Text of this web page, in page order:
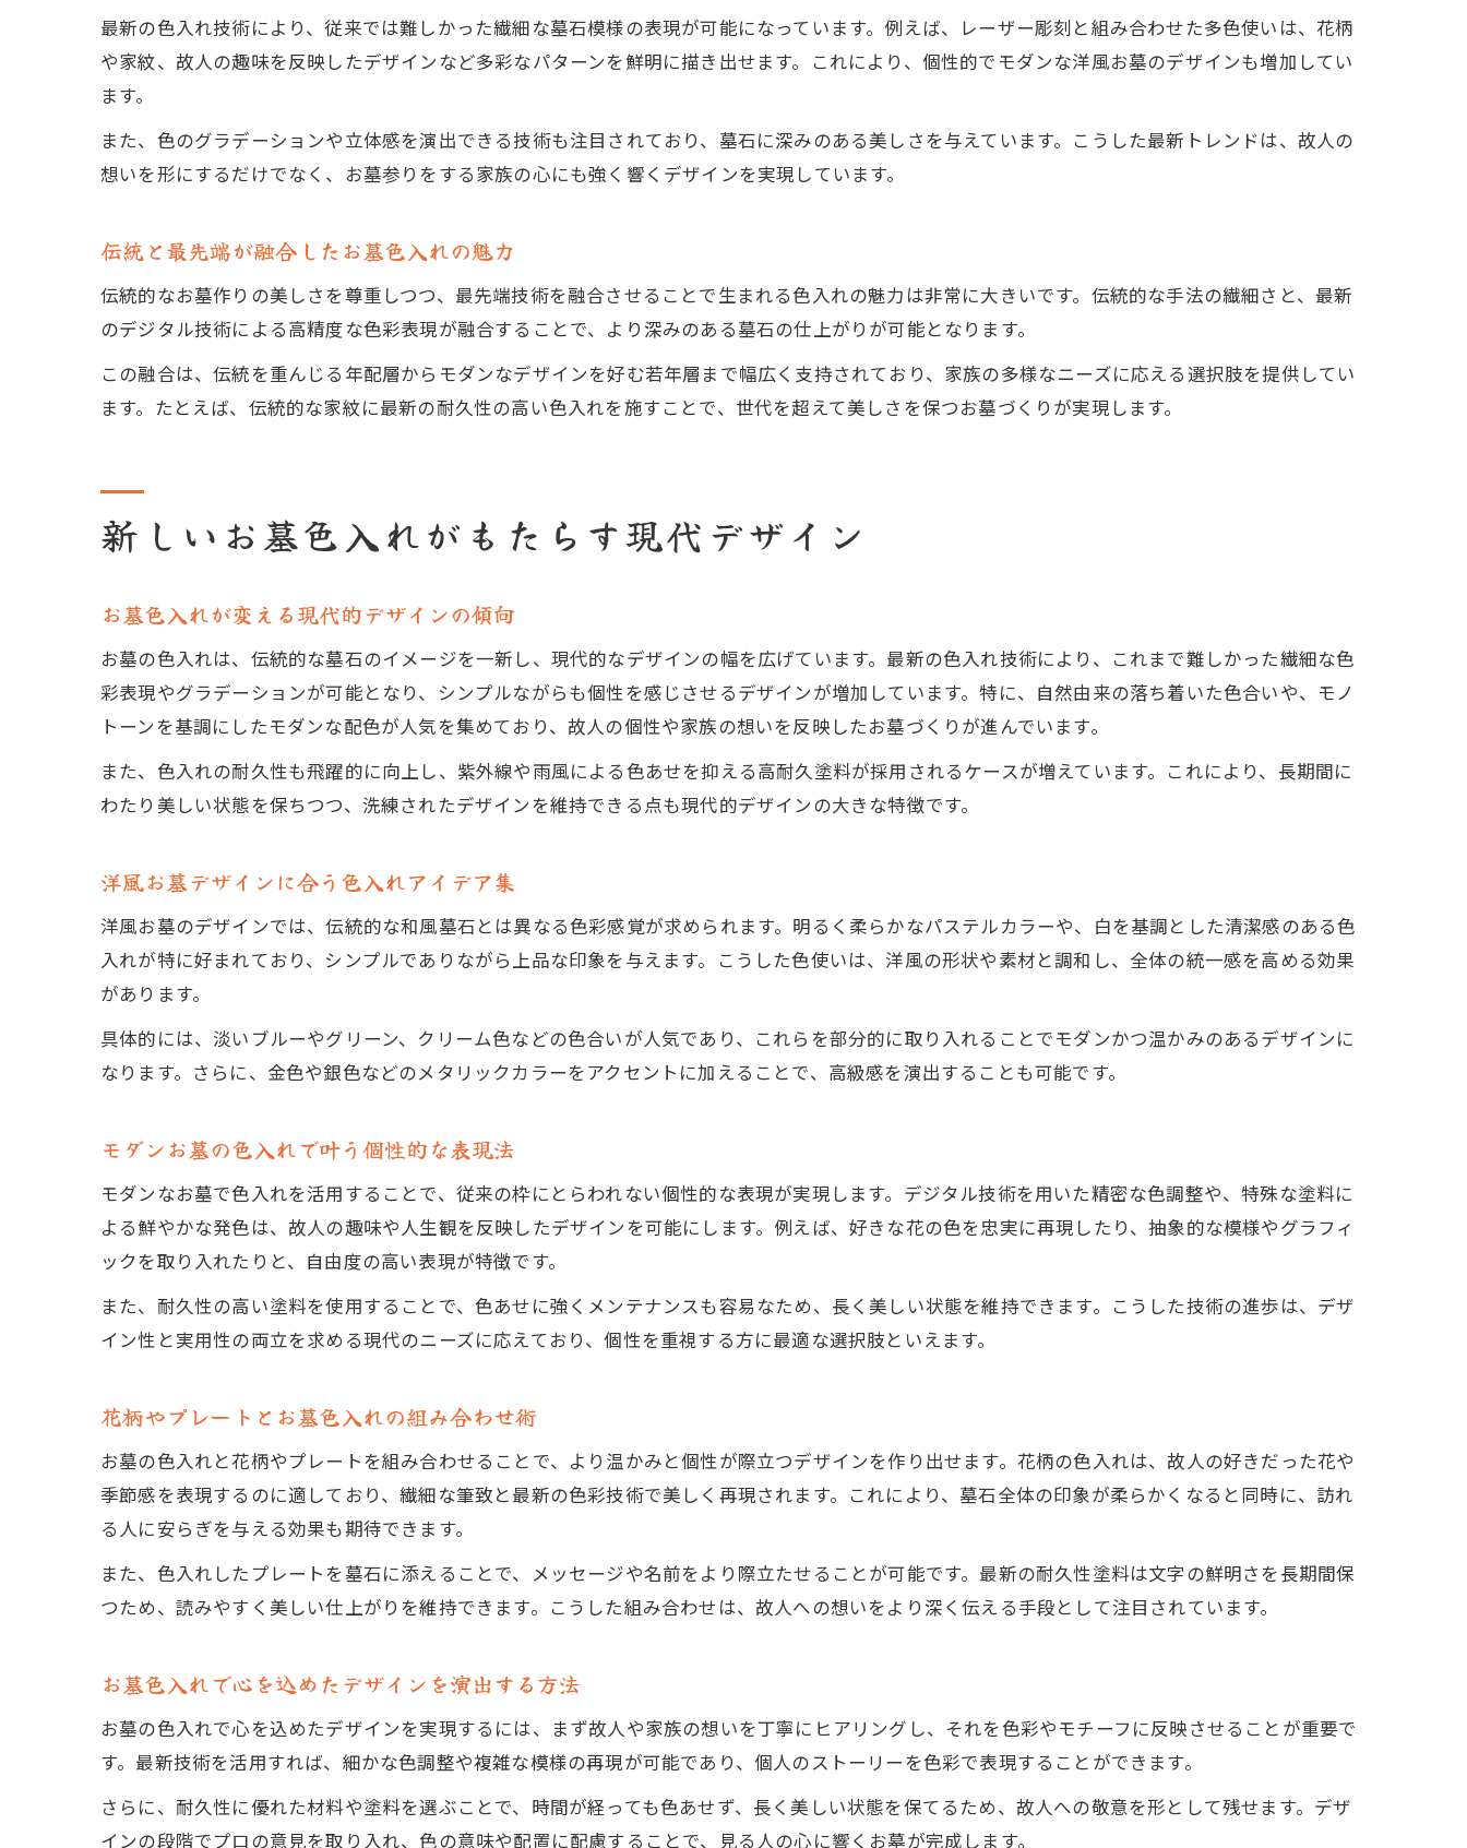
個性を引き出すお墓色入れのトレンド解説
お墓色入れ最新トレンドと人気デザイン傾向
お墓色入れで実現する家族らしい表現方法
モダンお墓色入れの多様なカラーバリエーション
最新の色入れ技術により、従来では難しかった繊細な墓石模様の表現が可能になっています。例えば、レーザー彫刻と組み合わせた多色使いは、花柄
や家紋、故人の趣味を反映したデザインなど多彩なパターンを鮮明に描き出せます。これにより、個性的でモダンな洋風お墓のデザインも増加してい
ます。
また、色のグラデーションや立体感を演出できる技術も注目されており、墓石に深みのある美しさを与えています。こうした最新トレンドは、故人の
想いを形にするだけでなく、お墓参りをする家族の心にも強く響くデザインを実現しています。
伝統と最先端が融合したお墓色入れの魅力
伝統的なお墓作りの美しさを尊重しつつ、最先端技術を融合させることで生まれる色入れの魅力は非常に大きいです。伝統的な手法の繊細さと、最新
のデジタル技術による高精度な色彩表現が融合することで、より深みのある墓石の仕上がりが可能となります。
この融合は、伝統を重んじる年配層からモダンなデザインを好む若年層まで幅広く支持されており、家族の多様なニーズに応える選択肢を提供してい
ます。たとえば、伝統的な家紋に最新の耐久性の高い色入れを施すことで、世代を超えて美しさを保つお墓づくりが実現します。
新しいお墓色入れがもたらす現代デザイン
お墓色入れが変える現代的デザインの傾向
お墓の色入れは、伝統的な墓石のイメージを一新し、現代的なデザインの幅を広げています。最新の色入れ技術により、これまで難しかった繊細な色
彩表現やグラデーションが可能となり、シンプルながらも個性を感じさせるデザインが増加しています。特に、自然由来の落ち着いた色合いや、モノ
トーンを基調にしたモダンな配色が人気を集めており、故人の個性や家族の想いを反映したお墓づくりが進んでいます。
また、色入れの耐久性も飛躍的に向上し、紫外線や雨風による色あせを抑える高耐久塗料が採用されるケースが増えています。これにより、長期間に
わたり美しい状態を保ちつつ、洗練されたデザインを維持できる点も現代的デザインの大きな特徴です。
洋風お墓デザインに合う色入れアイデア集
洋風お墓のデザインでは、伝統的な和風墓石とは異なる色彩感覚が求められます。明るく柔らかなパステルカラーや、白を基調とした清潔感のある色
入れが特に好まれており、シンプルでありながら上品な印象を与えます。こうした色使いは、洋風の形状や素材と調和し、全体の統一感を高める効果
があります。
具体的には、淡いブルーやグリーン、クリーム色などの色合いが人気であり、これらを部分的に取り入れることでモダンかつ温かみのあるデザインに
なります。さらに、金色や銀色などのメタリックカラーをアクセントに加えることで、高級感を演出することも可能です。
モダンお墓の色入れで叶う個性的な表現法
モダンなお墓で色入れを活用することで、従来の枠にとらわれない個性的な表現が実現します。デジタル技術を用いた精密な色調整や、特殊な塗料に
よる鮮やかな発色は、故人の趣味や人生観を反映したデザインを可能にします。例えば、好きな花の色を忠実に再現したり、抽象的な模様やグラフィ
ックを取り入れたりと、自由度の高い表現が特徴です。
また、耐久性の高い塗料を使用することで、色あせに強くメンテナンスも容易なため、長く美しい状態を維持できます。こうした技術の進歩は、デザ
イン性と実用性の両立を求める現代のニーズに応えており、個性を重視する方に最適な選択肢といえます。
花柄やプレートとお墓色入れの組み合わせ術
お墓の色入れと花柄やプレートを組み合わせることで、より温かみと個性が際立つデザインを作り出せます。花柄の色入れは、故人の好きだった花や
季節感を表現するのに適しており、繊細な筆致と最新の色彩技術で美しく再現されます。これにより、墓石全体の印象が柔らかくなると同時に、訪れ
る人に安らぎを与える効果も期待できます。
また、色入れしたプレートを墓石に添えることで、メッセージや名前をより際立たせることが可能です。最新の耐久性塗料は文字の鮮明さを長期間保
つため、読みやすく美しい仕上がりを維持できます。こうした組み合わせは、故人への想いをより深く伝える手段として注目されています。
お墓色入れで心を込めたデザインを演出する方法
お墓の色入れで心を込めたデザインを実現するには、まず故人や家族の想いを丁寧にヒアリングし、それを色彩やモチーフに反映させることが重要で
す。最新技術を活用すれば、細かな色調整や複雑な模様の再現が可能であり、個人のストーリーを色彩で表現することができます。
さらに、耐久性に優れた材料や塗料を選ぶことで、時間が経っても色あせず、長く美しい状態を保てるため、故人への敬意を形として残せます。デザ
インの段階でプロの意見を取り入れ、色の意味や配置に配慮することで、見る人の心に響くお墓が完成します。